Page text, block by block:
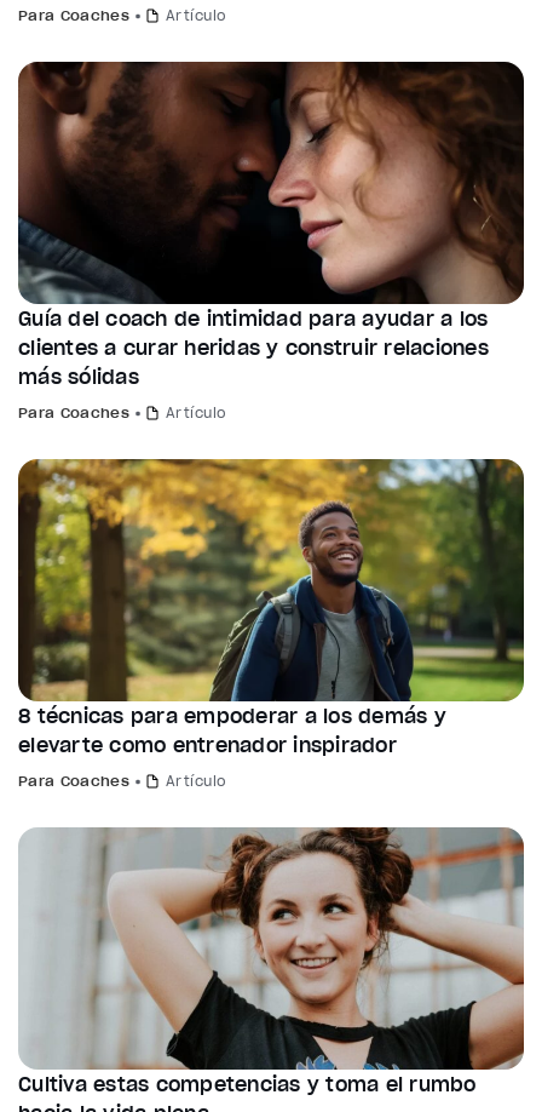
Para Coaches Artículo
Guía del coach de intimidad para ayudar a los
clientes a curar heridas y construir relaciones
más sólidas
Para Coaches Artículo
8 técnicas para empoderar a los demás y
elevarte como entrenador inspirador
Para Coaches Artículo
Cultiva estas competencias y toma el rumbo